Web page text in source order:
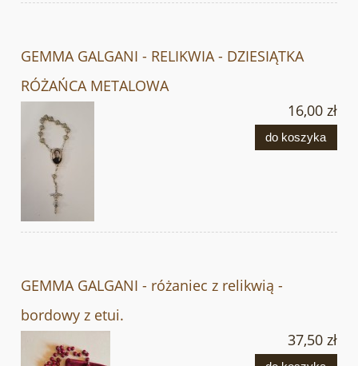
GEMMA GALGANI - RELIKWIA - DZIESIĄTKA
RÓŻAŃCA METALOWA
16,00 zł
do koszyka
GEMMA GALGANI - różaniec z relikwią -
bordowy z etui.
37,50 zł